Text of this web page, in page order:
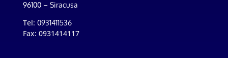
96100 – Siracusa
Tel: 0931411536
Fax: 0931414117